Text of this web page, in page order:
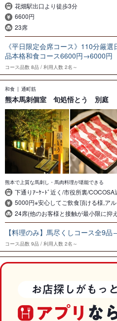
花畑駅出口より徒歩3分
6600円
23席
《平日限定会席コース》110分厳
品本格和食コース6600円→6000円
コース品数 8品 利用人数 2名～
和食 通町筋
熊本馬刺個室 旬処悟とう 別庭
熊本で上質な馬刺し・馬肉料理が堪能できる
下通りｱｰｹｰﾄﾞ近く/市役所裏/COCOSA
5000円※安心してご飲食頂ける様,ア
24席(他のお客様と接触が最小限に抑
【料理のみ】馬尽くしコース全9品
コース品数 9品 利用人数 2名～